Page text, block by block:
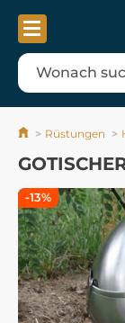
Rüstungen
-13%